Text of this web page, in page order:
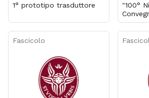
1° prototipo trasduttore
"100°
Fascicolo